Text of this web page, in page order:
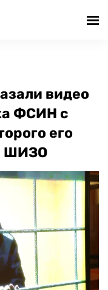
видео
ФСИН с
его
ШИЗО